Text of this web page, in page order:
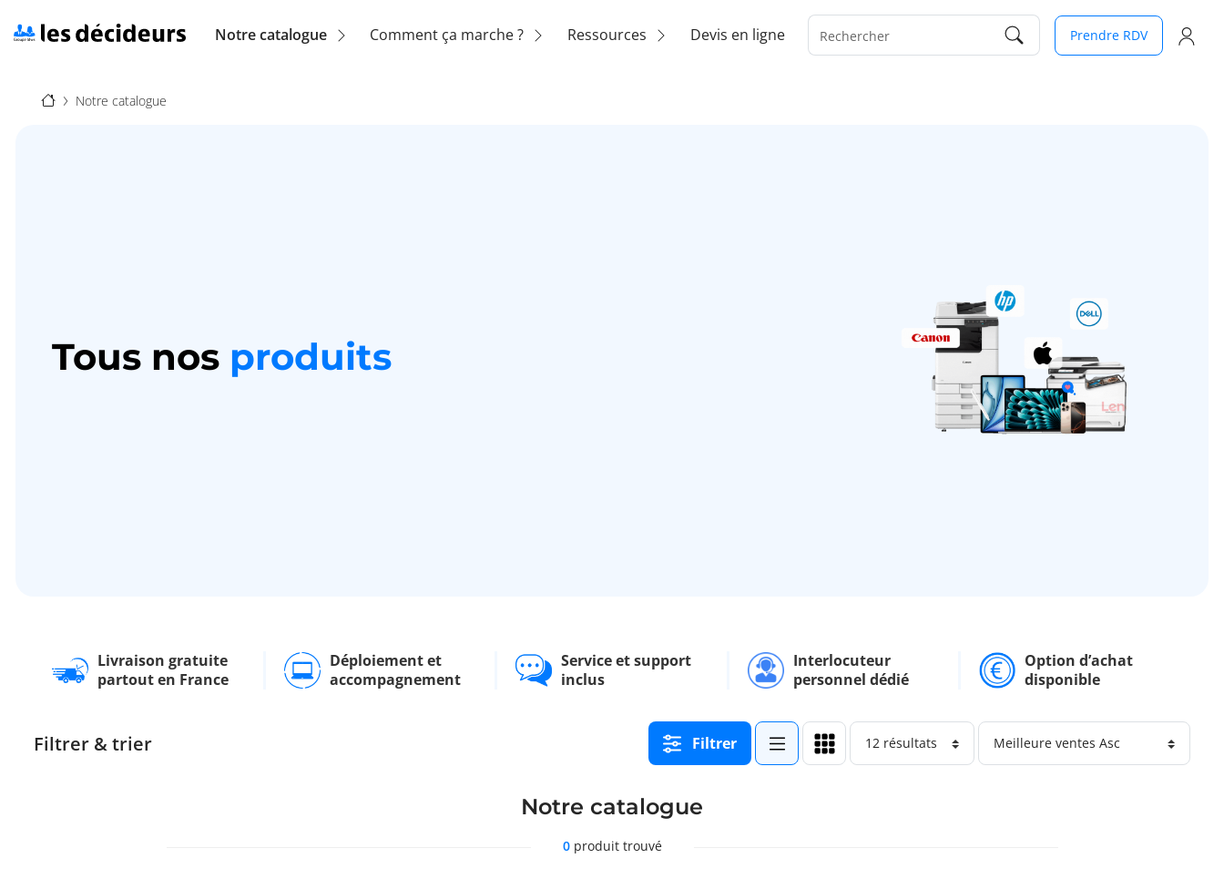
au
contenu
Navigation
Notre catalogue Comment ça marche ? Ressources Devis en ligne Rechercher Prendre RDV
Fil
Notre catalogue
Tous nos produits
Livraison gratuite
partout en France
Déploiement et
accompagnement
Service et support
inclus
Interlocuteur
personnel dédié
Option d’achat
disponible
Filtrer & trier Filtrer
Notre catalogue
0produit trouvé